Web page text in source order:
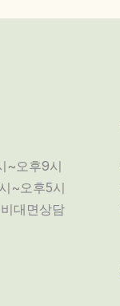
~오후9시
~오후5시
대면상담